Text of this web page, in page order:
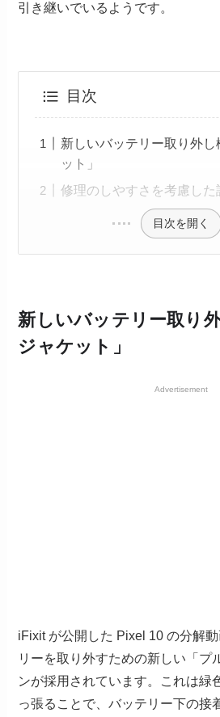
引き継いでいるようです。
目次
新しいバッテリー取り外
ット」
修理のしやすさを考慮した
目次を開く
新しいバッテリー取り
ジャケット」
Advertisement
iFixit が公開した Pixel 10 の分解
リーを取り外すための新しい「プ
ンが採用されています。これは緑
っ張ることで、バッテリー下の接